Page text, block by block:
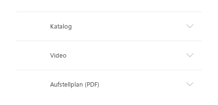
Katalog
Video
Aufstellplan (PDF)